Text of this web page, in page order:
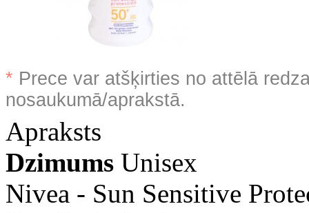
* Prece var atšķirties no attēlā
nosaukumā/aprakstā.
Apraksts
Dzimums Unisex
Nivea - Sun Sensitive